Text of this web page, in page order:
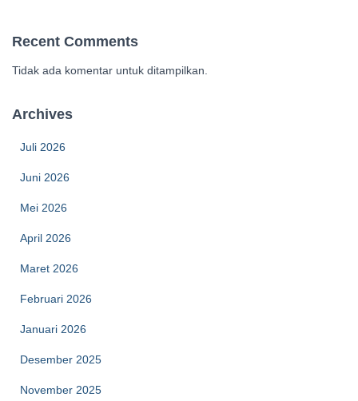
Recent Comments
Tidak ada komentar untuk ditampilkan.
Archives
Juli 2026
Juni 2026
Mei 2026
April 2026
Maret 2026
Februari 2026
Januari 2026
Desember 2025
November 2025